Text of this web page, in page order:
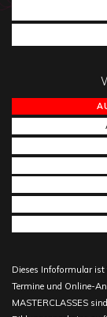
Dieses Infoformular
Termine und Online-
MASTERCLASSES